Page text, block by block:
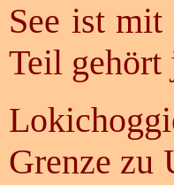
See ist mit
Teil gehört
Grenze zu